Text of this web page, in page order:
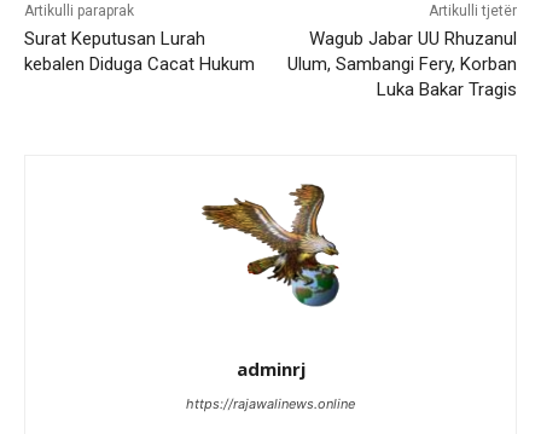
Artikulli paraprak
Surat Keputusan Lurah
kebalen Diduga Cacat Hukum
Artikulli tjetër
Wagub Jabar UU Rhuzanul
Ulum, Sambangi Fery, Korban
Luka Bakar Tragis
adminrj
https://rajawalinews.online